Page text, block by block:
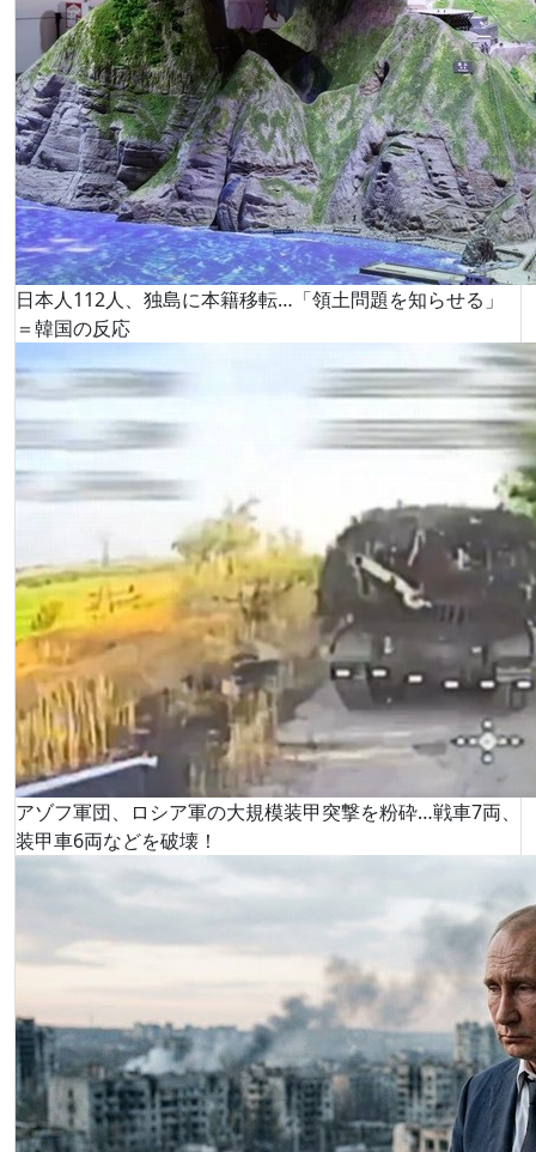
日本人112人、独島に本籍移転…「領土問題を知らせる」
＝韓国の反応
アゾフ軍団、ロシア軍の大規模装甲突撃を粉砕…戦車7両、
装甲車6両などを破壊！